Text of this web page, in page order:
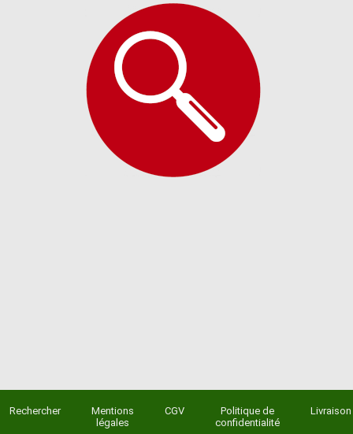
Rechercher
Mentions
légales
CGV
Politique de
confidentialité
Livraison